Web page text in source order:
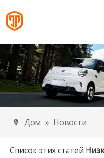
Дом » Новости
Список этих статей